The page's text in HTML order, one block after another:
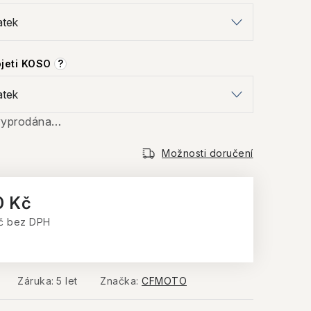
KOSO ?
Možnosti doručení
Kč
bez DPH
Záruka: 5 let Značka: CFMOTO